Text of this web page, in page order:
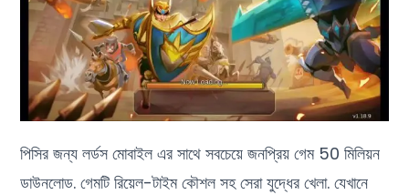
পিসির জন্য লর্ডস মোবাইল এর সাথে সবচেয়ে জনপ্রিয় গেম 50 মিলিয়ন
ডাউনলোড. গেমটি রিয়েল-টাইম কৌশল সহ সেরা যুদ্ধের খেলা. যেখানে